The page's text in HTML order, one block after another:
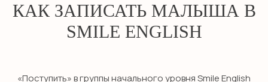
КАК ЗАПИСАТЬ МАЛЫША В
SMILE ENGLISH
«Поступить» в группы начального уровня Smile English
НАВИГАЦИЯ
Детям
Взрослым